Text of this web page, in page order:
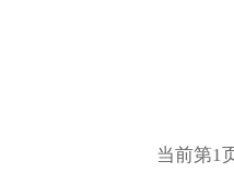
当前第1